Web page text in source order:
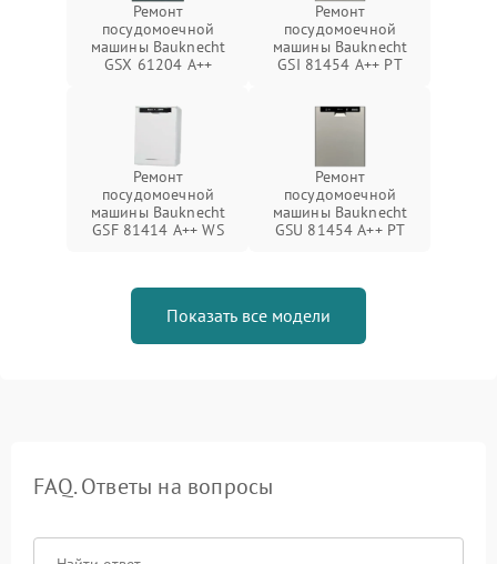
Ремонт
посудомоечной
машины Bauknecht
GSX 61204 A++
Ремонт
посудомоечной
машины Bauknecht
GSI 81454 A++ PT
Ремонт
посудомоечной
машины Bauknecht
GSF 81414 A++ WS
Ремонт
посудомоечной
машины Bauknecht
GSU 81454 A++ PT
Показать все модели
FAQ. Ответы на вопросы